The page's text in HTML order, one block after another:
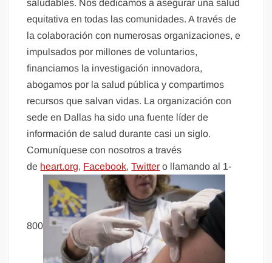
saludables. Nos dedicamos a asegurar una salud
equitativa en todas las comunidades. A través de
la colaboración con numerosas organizaciones, e
impulsados por millones de voluntarios,
financiamos la investigación innovadora,
abogamos por la salud pública y compartimos
recursos que salvan vidas. La organización con
sede en Dallas ha sido una fuente líder de
información de salud durante casi un siglo.
Comuníquese con nosotros a través
de heart.org, Facebook,Twitter o llamando al 1-
800